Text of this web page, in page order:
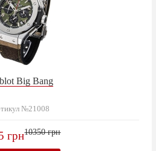
Big Bang
№21008
грн10350 грн